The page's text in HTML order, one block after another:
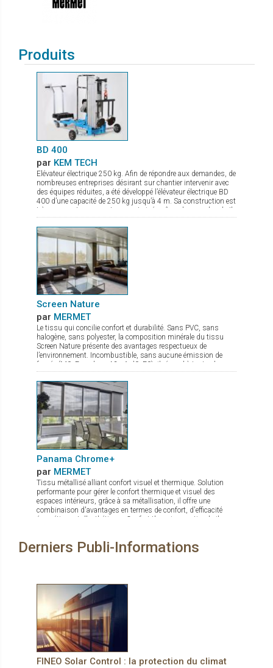
Produits
BD 400
par KEM TECH
Elévateur électrique 250 kg. Afin de répondre aux demandes, de
nombreuses entreprises désirant sur chantier intervenir avec
des équipes réduites, a été développé l’élévateur électrique BD
400 d’une capacité de 250 kg jusqu’à 4 m. Sa construction est
très compacte pour un transport aisé, même dans un break. Il
permet le montage au plus prêt possible du mur. La mise en
action sur chantier se fait en quelques secondes, et grâce à
son moteur électrique avec variateur de vitesse la pose du verre
est très précise. De nombreux accessoires sont disponibles
comme fourche de levage, potence avec crochet.
Screen Nature
par MERMET
Le tissu qui concilie confort et durabilité. Sans PVC, sans
halogène, sans polyester, la composition minérale du tissu
Screen Nature présente des avantages respectueux de
l’environnement. Incombustible, sans aucune émission de
fumée (M0, Euroclass A2-s1-d0, F0), il répond à toutes les
exigences tant en termes de sécurité que de santé. Ce tissu à
l’excellente transparence possède de nombreux atouts : bonne
maîtrise de l’éblouissement confort thermique optimal stabilité
dimensionnelle, durabilité et résistance mécanique qui lui
confèrent une planéité parfaite même en grande dimension. Ce
tissu élégant et très fin, idéal pour des stores s'insérant dans
des espaces de faible encombrement, est disponible en 7
coloris et 2 largeurs de 180 et 240 cm
Panama Chrome+
par MERMET
Tissu métallisé alliant confort visuel et thermique. Solution
performante pour gérer le confort thermique et visuel des
espaces intérieurs, grâce à sa métallisation, il offre une
combinaison d'avantages en termes de confort, d'efficacité
énergétique et d'esthétique : Confort thermique optimal : il
occupants des effets gênants de la lumière tout en maintenant
confort et design à la perfection. Il ne reste plus qu’à choisir
parmi les 5 coloris disponibles en grande largeur de 285 cm !
Derniers Publi-Informations
FINEO Solar Control : la protection du climat